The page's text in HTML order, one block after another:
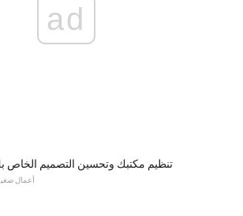
ad
تنظيم مكتبك وتحسين التصميم الخاص
أعمال